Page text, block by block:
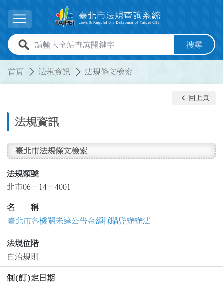
展開選單
全站查詢關鍵字欄位 搜尋
首頁 法規資訊 法規條文檢索
法規資訊
keyboard_arrow_left 回上頁
臺北市法規條文檢索
法規類號
北市06－14－4001
名 稱
臺北市各機關未達公告金額採購監辦辦法
法規位階
自治規則
制(訂)定日期